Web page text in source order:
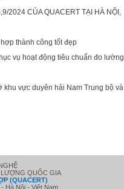
2024 CỦA QUACERT TẠI HÀ NỘI,
thành công tốt đẹp
vụ hoạt động tiêu chuẩn đo lường
vực duyên hải Nam Trung bộ và
QUỐC GIA
(QUACERT)
Hà Nội - Việt Nam